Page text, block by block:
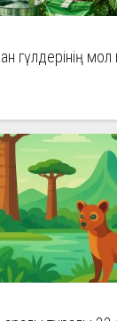
гүлдерінің мол